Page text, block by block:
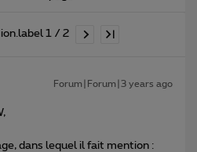
1 / 2
Forum|Forum|3 years ago
dans lequel il fait mention :